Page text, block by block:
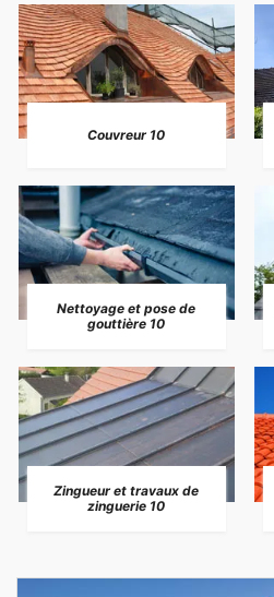
Couvreur 10
Nettoyage et pose de
gouttière 10
Zingueur et travaux de
zinguerie 10